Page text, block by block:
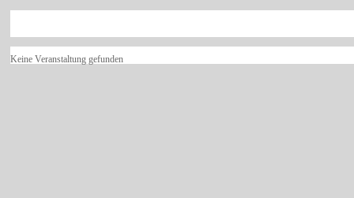
Keine Veranstaltung gefunden